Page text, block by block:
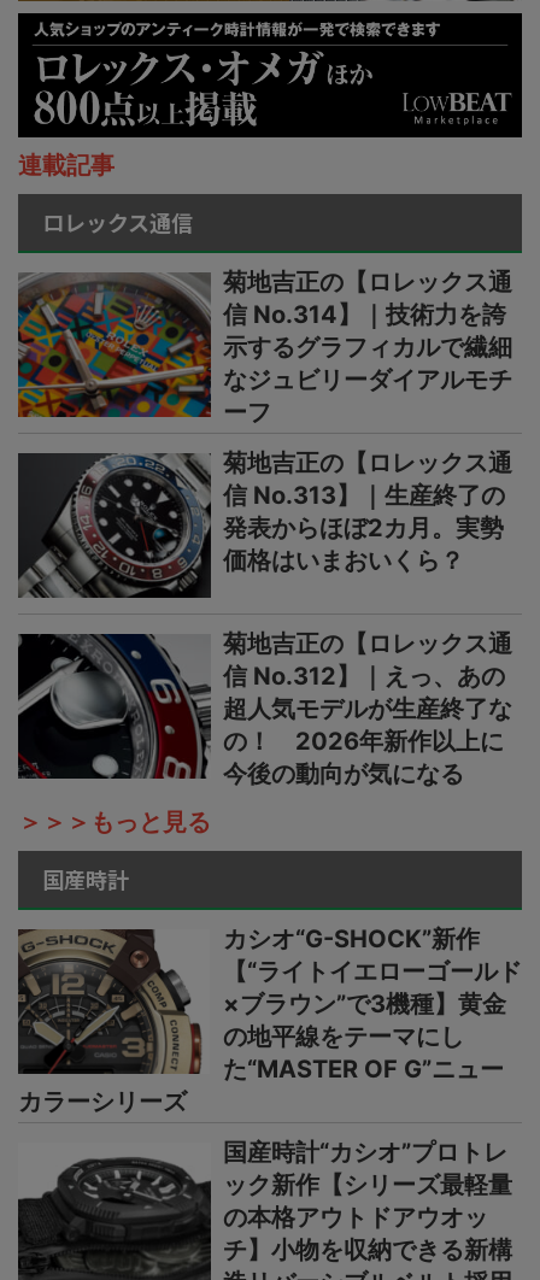
連載記事
ロレックス通信
菊地吉正の【ロレックス通
信 No.314】｜技術力を誇
示するグラフィカルで繊細
なジュビリーダイアルモチ
ーフ
菊地吉正の【ロレックス通
信 No.313】｜生産終了の
発表からほぼ2カ月。実勢
価格はいまおいくら？
菊地吉正の【ロレックス通
信 No.312】｜えっ、あの
超人気モデルが生産終了な
の！ 2026年新作以上に
今後の動向が気になる
＞＞＞もっと見る
国産時計
カシオ“G-SHOCK”新作
【“ライトイエローゴールド
×ブラウン”で3機種】黄金
の地平線をテーマにし
た“MASTER OF G”ニュー
カラーシリーズ
国産時計“カシオ”プロトレ
ック新作【シリーズ最軽量
の本格アウトドアウオッ
チ】小物を収納できる新構